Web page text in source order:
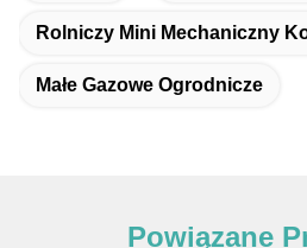
Rolniczy Mini Mechaniczny
Małe Gazowe Ogrodnicze
Powiązane